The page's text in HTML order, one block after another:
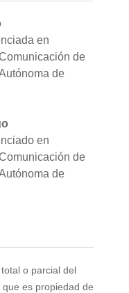
en
de
de
en
de
de
o parcial del
es propiedad de